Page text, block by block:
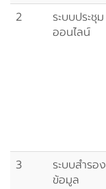
2
ระบบประชุม
ออนไลน์
3
ระบบสำรอง
ข้อมูล